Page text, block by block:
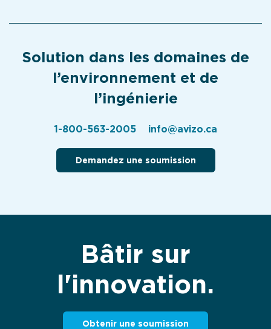
Solution dans les domaines de
l’environnement et de
l’ingénierie
1-800-563-2005 info@avizo.ca
Demandez une soumission
Bâtir sur
l'innovation.
Obtenir une soumission